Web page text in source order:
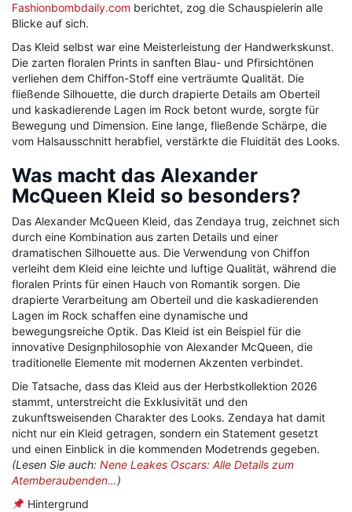
Fashionbombdaily.com berichtet, zog die Schauspielerin alle
Blicke auf sich.
Das Kleid selbst war eine Meisterleistung der Handwerkskunst.
Die zarten floralen Prints in sanften Blau- und Pfirsichtönen
verliehen dem Chiffon-Stoff eine verträumte Qualität. Die
fließende Silhouette, die durch drapierte Details am Oberteil
und kaskadierende Lagen im Rock betont wurde, sorgte für
Bewegung und Dimension. Eine lange, fließende Schärpe, die
vom Halsausschnitt herabfiel, verstärkte die Fluidität des Looks.
Was macht das Alexander
McQueen Kleid so besonders?
Das Alexander McQueen Kleid, das Zendaya trug, zeichnet sich
durch eine Kombination aus zarten Details und einer
dramatischen Silhouette aus. Die Verwendung von Chiffon
verleiht dem Kleid eine leichte und luftige Qualität, während die
floralen Prints für einen Hauch von Romantik sorgen. Die
drapierte Verarbeitung am Oberteil und die kaskadierenden
Lagen im Rock schaffen eine dynamische und
bewegungsreiche Optik. Das Kleid ist ein Beispiel für die
innovative Designphilosophie von Alexander McQueen, die
traditionelle Elemente mit modernen Akzenten verbindet.
Die Tatsache, dass das Kleid aus der Herbstkollektion 2026
stammt, unterstreicht die Exklusivität und den
zukunftsweisenden Charakter des Looks. Zendaya hat damit
nicht nur ein Kleid getragen, sondern ein Statement gesetzt
und einen Einblick in die kommenden Modetrends gegeben.
(Lesen Sie auch: Nene Leakes Oscars: Alle Details zum
Atemberaubenden…)
Hintergrund